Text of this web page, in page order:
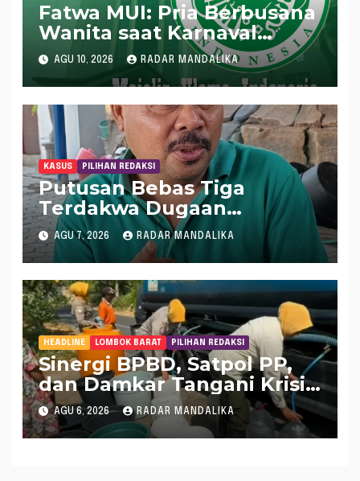
Fatwa MUI: Pria Berbusana
Wanita saat Karnaval
Agustusan Hukumnya
Haram
AGU 10, 2026 RADAR MANDALIKA
KASUS PILIHAN REDAKSI
Putusan Bebas Tiga
Terdakwa Dugaan
Gratifikasi Dana “Siluman”
DPRD NTB, Najamudin
Sebut Putusan Hakim
Aneh dan Ganjil, Bakal
Lapor Hakim Tipikor
Mataram ke MA
AGU 7, 2026 RADAR MANDALIKA
HEADLINE LOMBOK BARAT PILIHAN REDAKSI
Sinergi BPBD, Satpol PP,
dan Damkar Tangani Krisis
Air Bersih di Lobar
AGU 6, 2026 RADAR MANDALIKA